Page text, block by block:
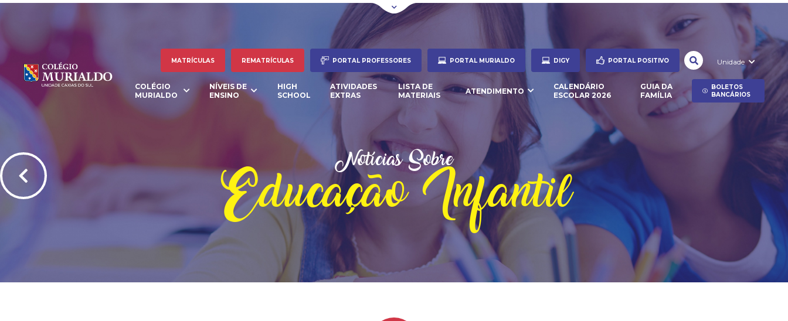
MATRÍCULAS REMATRÍCULAS PORTAL PROFESSORES PORTAL MURIALDO DIGY PORTAL POSITIVO Unidade
COLÉGIO
MURIALDO
NÍVEIS DE
ENSINO
HIGH
SCHOOL
ATIVIDADES
EXTRAS
LISTA DE
MATERIAIS
ATENDIMENTO
CALENDÁRIO
ESCOLAR 2026
GUIA DA
FAMÍLIA
BOLETOS
BANCÁRIOS
Notícias Sobre
Educação Infantil